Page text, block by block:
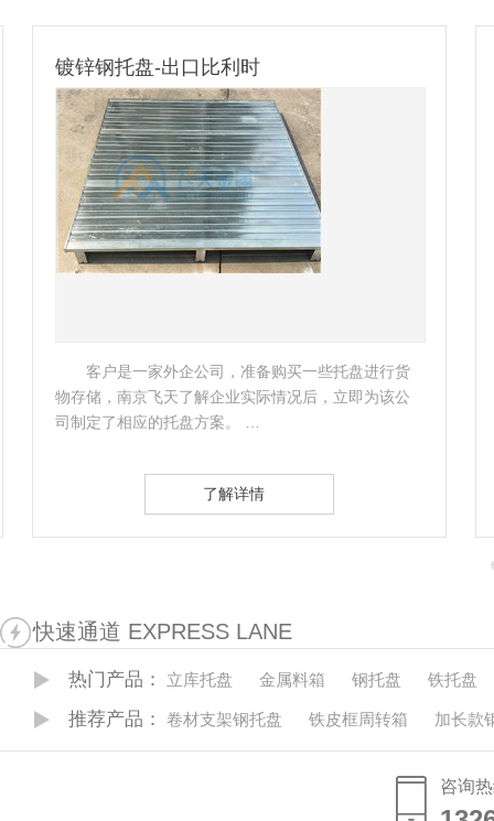
镀锌钢托盘-出口比利时
客户是一家外企公司，准备购买一些托盘进行货
物存储，南京飞天了解企业实际情况后，立即为该公
司制定了相应的托盘方案。 …
了解详情
快速通道 EXPRESS LANE
热门产品： 立库托盘 金属料箱 钢托盘 铁托盘
推荐产品： 卷材支架钢托盘 铁皮框周转箱 加长款
咨询